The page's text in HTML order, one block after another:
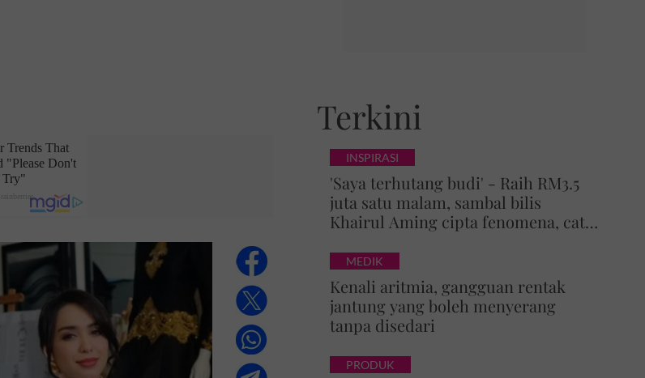
Terkini
INSPIRASI
'Saya terhutang budi' - Raih RM3.5
juta satu malam, sambal bilis
Khairul Aming cipta fenomena, catat
MEDIK
Kenali aritmia, gangguan rentak
jantung yang boleh menyerang
tanpa disedari
PRODUK